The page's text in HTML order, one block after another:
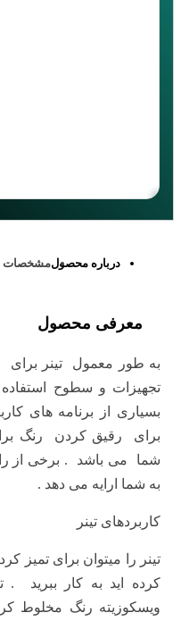
درباره محصولمشخصات
معرفی محصول
به طور معمول تینر
تجهیزات و سطوح
بسیاری از برنامه های
برای رقیق کردن رنگ
شما می باشد . برخی از
به شما ارایه می دهد .
کاربردهای تینر
تینر را میتوان برای تمیز
کرده اید به کار ببرید .
ویسکوزیته رنگ مخلوط کرد